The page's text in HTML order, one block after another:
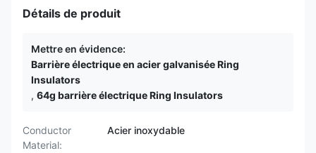
Détails de produit
Mettre en évidence:
Barrière électrique en acier galvanisée Ring
Insulators
, 64g barrière électrique Ring Insulators
Conductor
Material:
Acier inoxydable